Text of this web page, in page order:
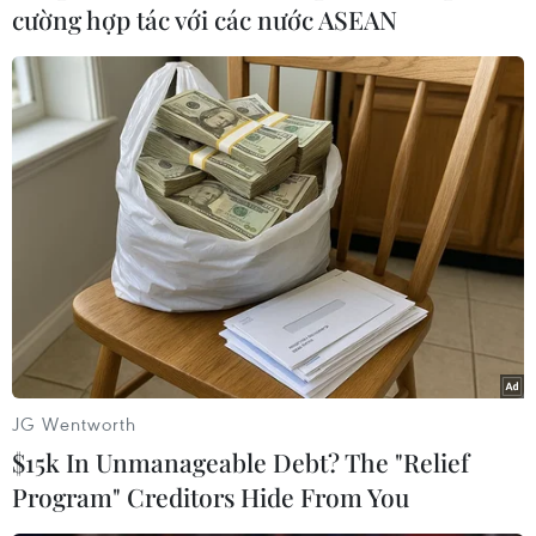
Vùng Đông Nam Bộ gồm thành phố Hồ Chí Minh
và 5 tỉnh Đồng Nai, Bình Dương, Bà Rịa -Vũng
Tàu, Bình Phước, Tây Ninh. Diện tích vùng là
23.551 km2, chiếm 7,1% diện tích cả nước. Dân
số khoảng 18,8 triệu người, chiếm 18,9% dân số
cả nước (năm 2022). Là trung tâm kinh tế lớn
nhất của đất nước, vùng Đông Nam Bộ có vị trí,
vai trò đặc biệt quan trọng trong phát triển kinh
tế-xã hội của quốc gia. Năm 2022, GRDP vùng
Đông Nam Bộ chiếm khoảng 31% cả nước, xuất
khẩu đóng góp khoảng 35%, thu ngân sách
khoảng 38% cả nước và GRDP bình quân đầu
người của vùng gấp 1,64 lần cả nước. Tỷ lệ đô
thị hóa của vùng là 66,5%, bằng 1,8 lần trung
bình cả nước.
cường hợp tác với các nước ASEAN
JG Wentworth
$15k In Unmanageable Debt? The "Relief
Program" Creditors Hide From You